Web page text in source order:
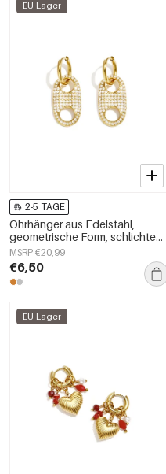
EU-Lager
2-5 TAGE
Ohrhänger aus Edelstahl,
geometrische Form, schlichte
Alltags-Serie, Damenschmuck
MSRP €20,99
€6,50
EU-Lager